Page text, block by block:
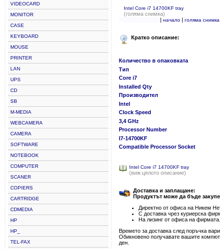
VIDEOCARD
MONITOR
CASE
KEYBOARD
MOUSE
PRINTER
LAN
UPS
CD
SB
M-MEDIA
WEBCAMERA
CAMERA
SOFTWARE
NOTEBOOK
COMPUTER
SCANER
COPIERS
CARTRIDGE
CDMEDIA
HP
HP_
TEL-FAX
Intel Core i7 14700KF tray
(голяма снимка)
| начало| голяма снимка
Кратко описание:
Количество в опаковката
Тип
Core i7
Installed Qty
Производител
Intel
Clock Speed
3,4 GHz
Processor Number
I7-14700KF
Compatible Processor Socket
Intel Core i7 14700KF tray
(виж цялото описание)
Доставка и заплащане:
Продуктът може да бъде
Директно от офиса на Никем
С доставка чрез куриерска
На лизинг от офиса на фирмата.
Времето за доставка след поръчка
Обикновено получавате вашите
ден.